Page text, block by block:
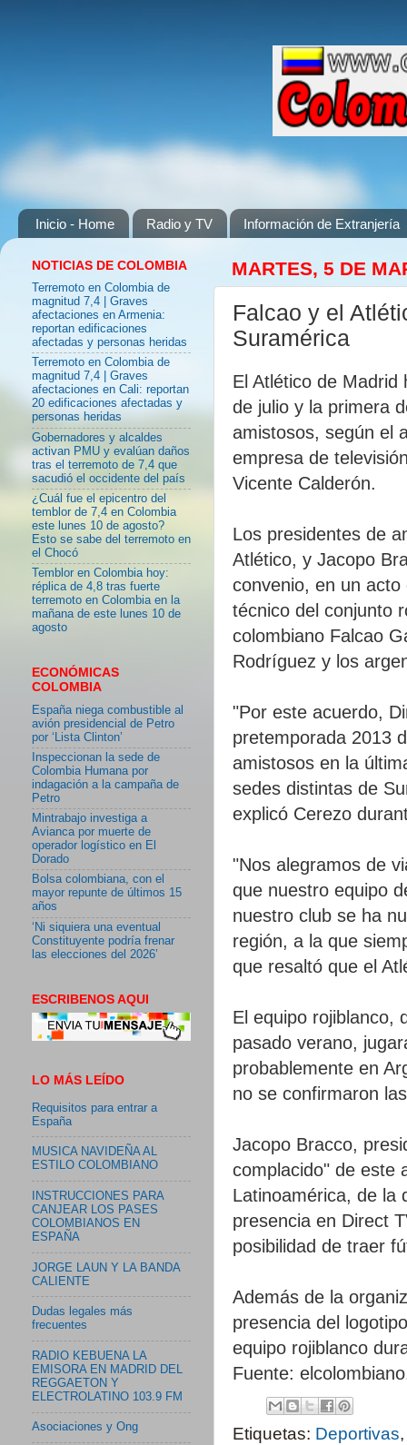
Inicio - Home Radio y TV Información de Extranjería
MARTES, 5 DE
Falcao y el
Suramérica
El Atlético de
de julio y la primera
amistosos, según el
empresa de
Vicente Calderón.
Los presidentes de
Atlético, y Jacopo
convenio, en un
técnico del conjunto
colombiano Falcao
Rodríguez y los
"Por este acuerdo,
pretemporada 2013
amistosos en la
sedes distintas de
explicó Cerezo
"Nos alegramos de
que nuestro equipo
nuestro club se ha
región, a la que
que resaltó que el
El equipo rojiblanco,
pasado verano,
probablemente en
no se confirmaron
Jacopo Bracco,
complacido" de este
Latinoamérica, de la
presencia en Direct
posibilidad de traer
Además de la
presencia del
equipo rojiblanco
Fuente:
Etiquetas: Deportivas
NOTICIAS DE COLOMBIA
Terremoto en Colombia de
magnitud 7,4 | Graves
afectaciones en Armenia:
reportan edificaciones
afectadas y personas heridas
Terremoto en Colombia de
magnitud 7,4 | Graves
afectaciones en Cali: reportan
20 edificaciones afectadas y
personas heridas
Gobernadores y alcaldes
activan PMU y evalúan daños
tras el terremoto de 7,4 que
sacudió el occidente del país
¿Cuál fue el epicentro del
temblor de 7,4 en Colombia
este lunes 10 de agosto?
Esto se sabe del terremoto en
el Chocó
Temblor en Colombia hoy:
réplica de 4,8 tras fuerte
terremoto en Colombia en la
mañana de este lunes 10 de
agosto
ECONÓMICAS
COLOMBIA
España niega combustible al
avión presidencial de Petro
por ‘Lista Clinton’
Inspeccionan la sede de
Colombia Humana por
indagación a la campaña de
Petro
Mintrabajo investiga a
Avianca por muerte de
operador logístico en El
Dorado
Bolsa colombiana, con el
mayor repunte de últimos 15
años
‘Ni siquiera una eventual
Constituyente podría frenar
las elecciones del 2026’
ESCRIBENOS AQUI
LO MÁS LEÍDO
Requisitos para entrar a
España
MUSICA NAVIDEÑA AL
ESTILO COLOMBIANO
INSTRUCCIONES PARA
CANJEAR LOS PASES
COLOMBIANOS EN
ESPAÑA
JORGE LAUN Y LA BANDA
CALIENTE
Dudas legales más
frecuentes
RADIO KEBUENA LA
EMISORA EN MADRID DEL
REGGAETON Y
ELECTROLATINO 103.9 FM
Asociaciones y Ong